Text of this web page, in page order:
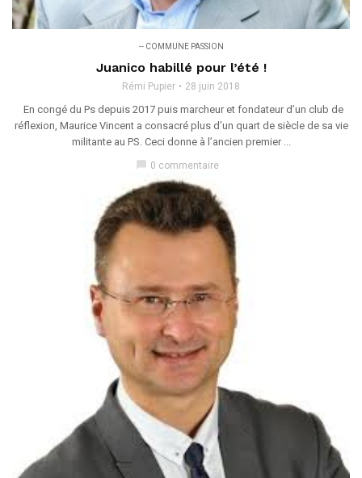
-- COMMUNE PASSION
Juanico habillé pour l’été !
Rémi Pupier 28 juin 2018
En congé du Ps depuis 2017 puis marcheur et fondateur d’un club de
réflexion, Maurice Vincent a consacré plus d’un quart de siècle de sa vie
militante au PS. Ceci donne à l’ancien premier ...
chat_bubble 0 commentaire